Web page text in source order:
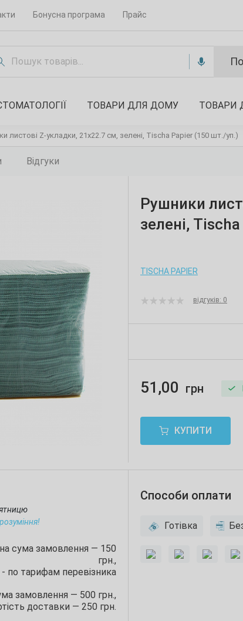
Бонусна програма Прайс
ТОВАРИ ДЛЯ ДОМУ ТОВАРИ
листові Z-укладки, 21х22.7 см, зелені, Tischa Papier (150 шт./уп.)
Відгуки
Рушники
зелені,
TISCHA PAPIER
відгуків: 0
51,00 грн
КУПИТИ
сума замовлення — 150
грн.,
по тарифам перевізника
замовлення — 500 грн.,
доставки — 250 грн.
Способи оплати
Готівка